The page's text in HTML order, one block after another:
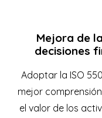
Mejora de
decisiones
Adoptar la ISO
mejor
el valor de los